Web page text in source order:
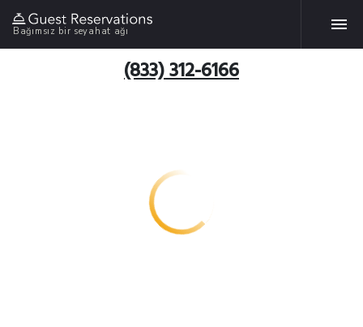
Bağımsız bir seyahat ağı
(833) 312-6166